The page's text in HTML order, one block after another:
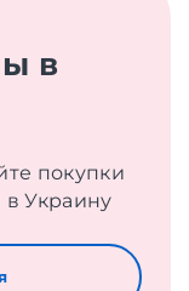
в
покупки
в Украину